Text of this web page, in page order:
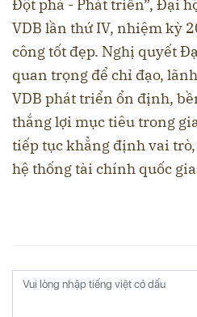
Đột phá - Phát triển”, Đại
VDB lần thứ IV, nhiệm kỳ
công tốt đẹp. Nghị quyết
quan trọng để chỉ đạo,
VDB phát triển ổn định,
thắng lợi mục tiêu trong
tiếp tục khẳng định vai
hệ thống tài chính quốc